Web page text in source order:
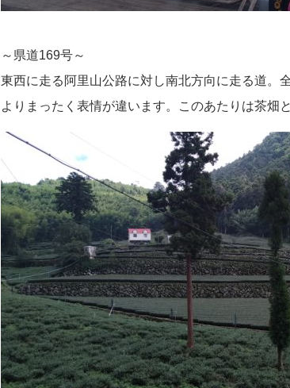
～県道169号～
東西に走る阿里山公路に対し南北方向に走る道。
よりまったく表情が違います。このあたりは茶畑